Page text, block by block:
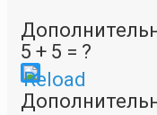
5 + 5 = ?
Please